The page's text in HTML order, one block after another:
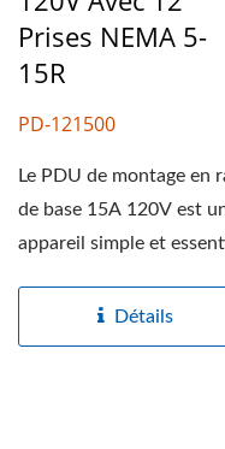
Prises NEMA 5-
15R
PD-121500
Le PDU de montage en
de base 15A 120V est
appareil simple et
Détails